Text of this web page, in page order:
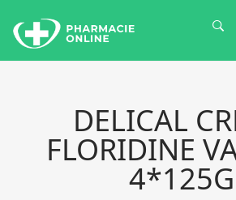
DELICAL
FLORIDINE
4*125G